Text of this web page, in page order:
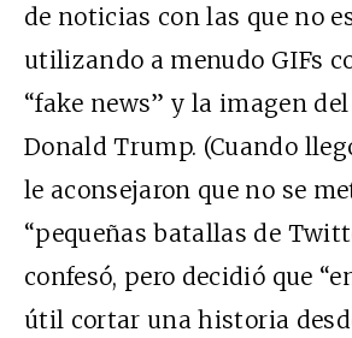
de noticias con las que no
utilizando a menudo GIFs
“fake news” y la imagen
Donald Trump. (Cuando
le aconsejaron que no se
“pequeñas batallas de
confesó, pero decidió que
útil cortar una historia